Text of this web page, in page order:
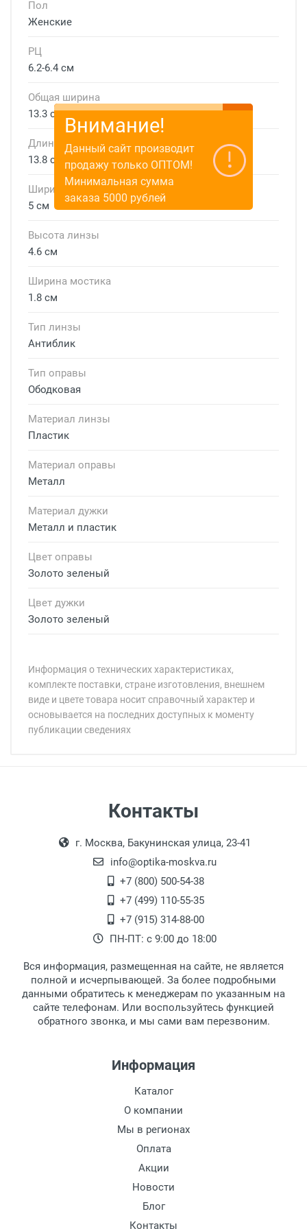
Пол
Женские
РЦ
6.2-6.4 см
Общая ширина
13.3 см
Длина дужки
13.8 см
Ширина линзы
5 см
Высота линзы
4.6 см
Ширина мостика
1.8 см
Тип линзы
Антиблик
Тип оправы
Ободковая
Материал линзы
Пластик
Материал оправы
Металл
Материал дужки
Металл и пластик
Цвет оправы
Золото зеленый
Цвет дужки
Золото зеленый
Информация о технических характеристиках,
комплекте поставки, стране изготовления, внешнем
виде и цвете товара носит справочный характер и
основывается на последних доступных к моменту
публикации сведениях
Самовывоз.
Оплата товара производится
наличными непосредственно на пункте
выдачи товара.
Перечисление средств на расчетный счет.
18:00, по субботам с 11:00 до 15:00, в
офисе по адресу: г. Москва,
Переведеновский переулок 17, корпус 1,
второй этаж, тел. +7 (499) 110-55-35.
После того, как заказ поступает в пункт
выдачи, наш менеджер связывается с
клиентом и оповещает о поступлении
Для получения товара при себе
обязательно иметь паспорт.
Заказ необходимо забрать в течение 3
рабочих дней с момента поступления на
дополнительных расходов за хранение
Доставляем товар по Москве компанией
Сдэк до ближайшего к вам пункта
Доставка транспортными компаниями по
Контакты
г. Москва, Бакунинская улица, 23-41
info@optika-moskva.ru
+7 (800) 500-54-38
+7 (499) 110-55-35
+7 (915) 314-88-00
ПН-ПТ: с 9:00 до 18:00
Вся информация, размещенная на сайте, не является
полной и исчерпывающей. За более подробными
данными обратитесь к менеджерам по указанным на
сайте телефонам. Или воспользуйтесь функцией
обратного звонка, и мы сами вам перезвоним.
Информация
Каталог
О компании
Мы в регионах
Оплата
Акции
Новости
Блог
Контакты
Внимание!
Данный сайт производит
продажу только ОПТОМ!
Минимальная сумма
заказа 5000 рублей